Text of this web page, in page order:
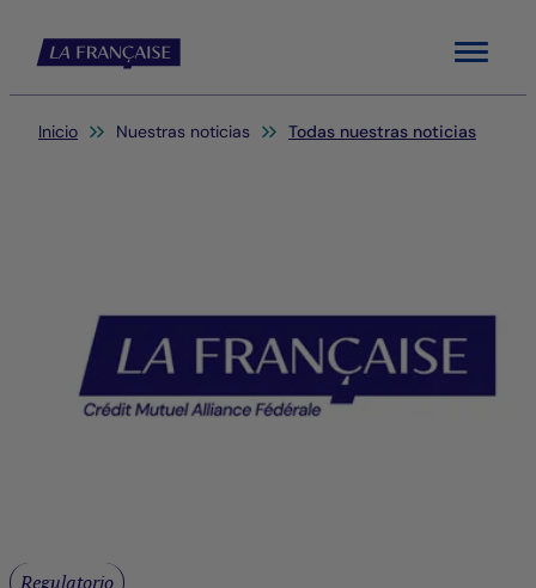
Menu
Usted está aquí:
Inicio Nuestras noticias Todas nuestras noticias
Regulatorio